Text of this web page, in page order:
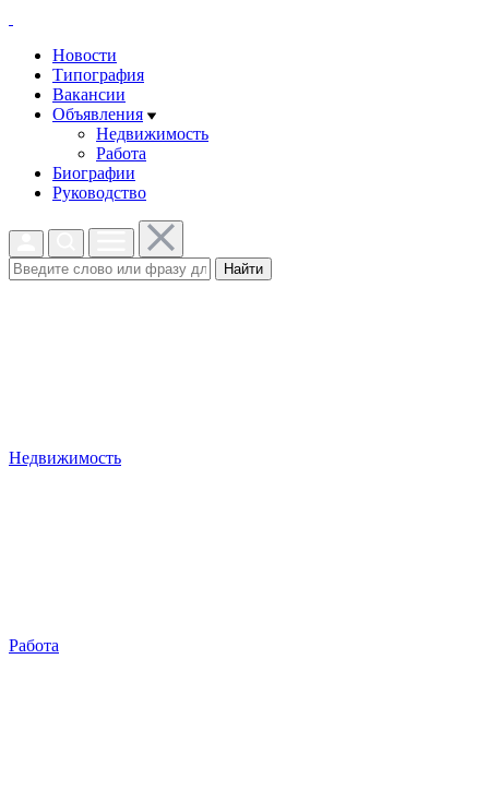
Новости
Типография
Вакансии
Объявления
Недвижимость
Работа
Биографии
Руководство
Найти
Недвижимость
Работа